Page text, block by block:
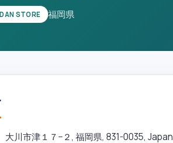
STORE 福岡県
大川市津１７−２, 福岡県, 831-0035, Japan